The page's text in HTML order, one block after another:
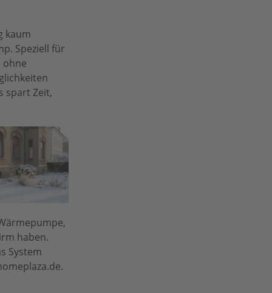
kaum
Speziell für
ohne
spart Zeit,
haben.
System